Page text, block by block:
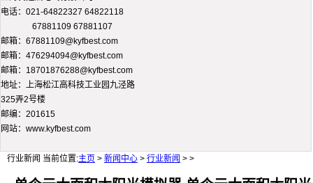
电话：021-64822327 64822118
67881109 67881107
邮箱：67881109@kyfbest.com
邮箱：476294094@kyfbest.com
邮箱：18701876288@kyfbest.com
地址：上海松江高科技工业园九泾路
325弄2号楼
邮编：201615
网站：www.kyfbest.com
行业新闻 当前位置:主页 > 新闻中心 > 行业新闻 > >